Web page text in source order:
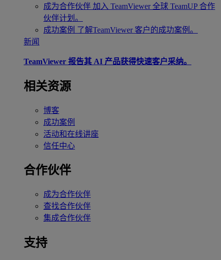
成为合作伙伴 加入 TeamViewer 全球 TeamUP 合作
伙伴计划。
成功案例 了解TeamViewer 客户的成功案例。
新闻
TeamViewer 报告其 AI 产品获得快速客户采纳。
相关资源
博客
成功案例
活动和在线讲座
信任中心
合作伙伴
成为合作伙伴
查找合作伙伴
集成合作伙伴
支持